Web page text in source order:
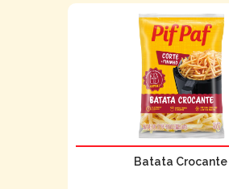
Batata Crocante